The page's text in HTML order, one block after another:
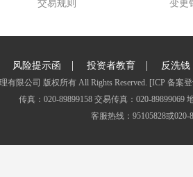
交易规则 变更
风险提示函 | 投资者教育 | 反洗钱
有限公司 版权所有 All Rights Reserved. [ICP 备案
传真：020-89899158 交易传真：020-
客服热线：95105828或020-